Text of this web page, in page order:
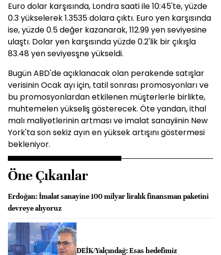
Euro dolar karşısında, Londra saati ile 10:45'te, yüzde
0.3 yükselerek 1.3535 dolara çıktı. Euro yen karşısında
ise, yüzde 0.5 değer kazanarak, 112.99 yen seviyesine
ulaştı. Dolar yen karşısında yüzde 0.2'lik bir çıkışla
83.48 yen seviyesşne yükseldi.
Bugün ABD'de açıklanacak olan perakende satışlar
verisinin Ocak ayı için, tatil sonrası promosyonları ve
bu promosyonlardan etkilenen müşterlerle birlikte,
muhtemelen yükseliş gösterecek. Öte yandan, ithal
malı maliyetlerinin artması ve imalat sanayiinin New
York'ta son sekiz ayın en yüksek artışını göstermesi
bekleniyor.
Öne Çıkanlar
Erdoğan: İmalat sanayine 100 milyar liralık finansman paketini
devreye alıyoruz
DEİK/Yalçındağ: Esas hedefimiz